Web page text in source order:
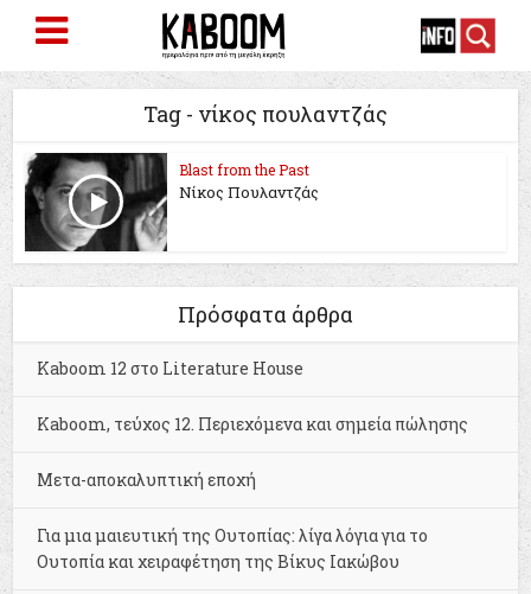
Tag - νίκος πουλαντζάς
Blast from the Past
Νίκος Πουλαντζάς
Πρόσφατα άρθρα
Kaboom 12 στο Literature House
Kaboom, τεύχος 12. Περιεχόμενα και σημεία πώλησης
Μετα-αποκαλυπτική εποχή
Για μια μαιευτική της Ουτοπίας: λίγα λόγια για το
Ουτοπία και χειραφέτηση της Βίκυς Ιακώβου